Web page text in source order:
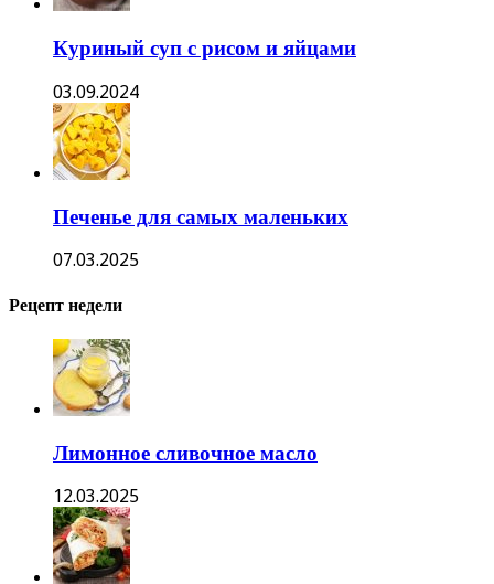
Куриный суп с рисом и яйцами
03.09.2024
Печенье для самых маленьких
07.03.2025
Рецепт недели
Лимонное сливочное масло
12.03.2025